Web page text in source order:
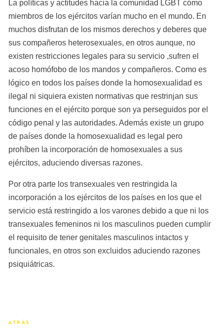
La políticas y actitudes hacia la comunidad LGBT cómo
miembros de los ejércitos varían mucho en el mundo. En
muchos disfrutan de los mismos derechos y deberes que
sus compañeros heterosexuales, en otros aunque, no
existen restricciones legales para su servicio ,sufren el
acoso homófobo de los mandos y compañeros. Como es
lógico en todos los países donde la homosexualidad es
ilegal ni siquiera existen normativas que restrinjan sus
funciones en el ejército porque son ya perseguidos por el
código penal y las autoridades. Además existe un grupo
de países donde la homosexualidad es legal pero
prohíben la incorporación de homosexuales a sus
ejércitos, aduciendo diversas razones.
Por otra parte los transexuales ven restringida la
incorporación a los ejércitos de los países en los que el
servicio está restringido a los varones debido a que ni los
transexuales femeninos ni los masculinos pueden cumplir
el requisito de tener genitales masculinos intactos y
funcionales, en otros son excluidos aduciendo razones
psiquiátricas.
ATRÁS